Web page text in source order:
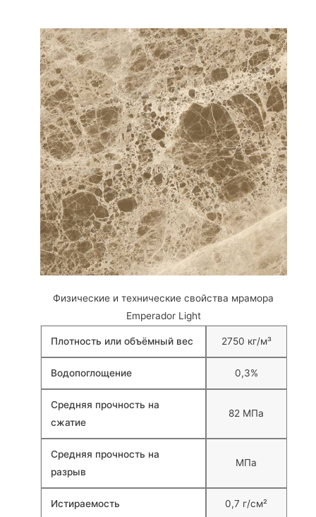
Физические и технические свойства мрамора
Emperador Light
Плотность или объёмный вес 2750 кг/м³
Водопоглощение 0,3%
Средняя прочность на
сжатие
82 МПа
Средняя прочность на
разрыв
МПа
Истираемость 0,7 г/см²